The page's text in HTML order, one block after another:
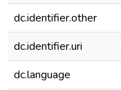
dc.identifier.other
dc.identifier.uri
dc.language